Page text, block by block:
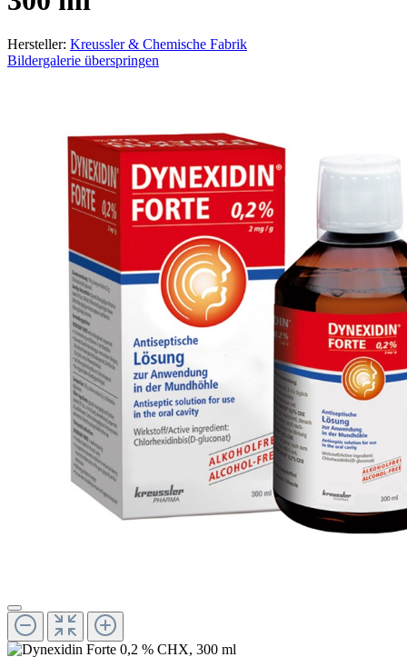
Hersteller: Kreussler & Chemische Fabrik
Bildergalerie überspringen